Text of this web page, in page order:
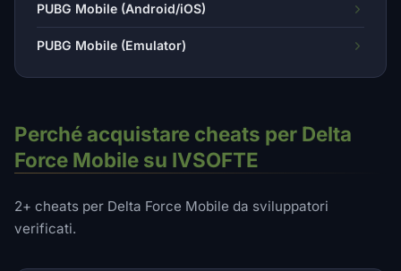
PUBG Mobile (Android/iOS)
PUBG Mobile (Emulator)
Perché acquistare cheats per Delta
Force Mobile su IVSOFTE
2+ cheats per Delta Force Mobile da sviluppatori
verificati.